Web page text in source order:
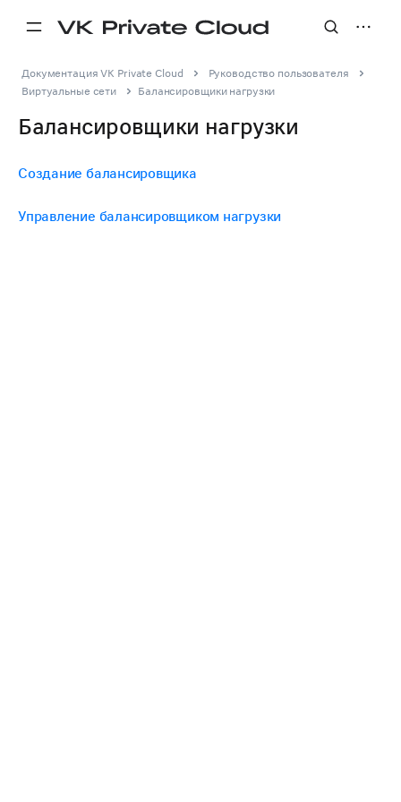
Документация VK Private Cloud
Руководство пользователя
Виртуальные сети
Балансировщики нагрузки
Балансировщики нагрузки
Создание балансировщика
Управление балансировщиком нагрузки